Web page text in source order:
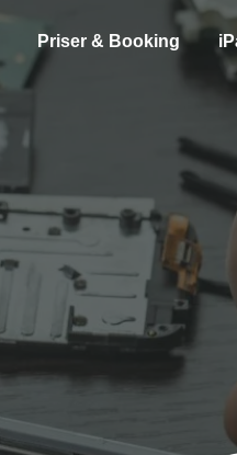
Priser & Booking